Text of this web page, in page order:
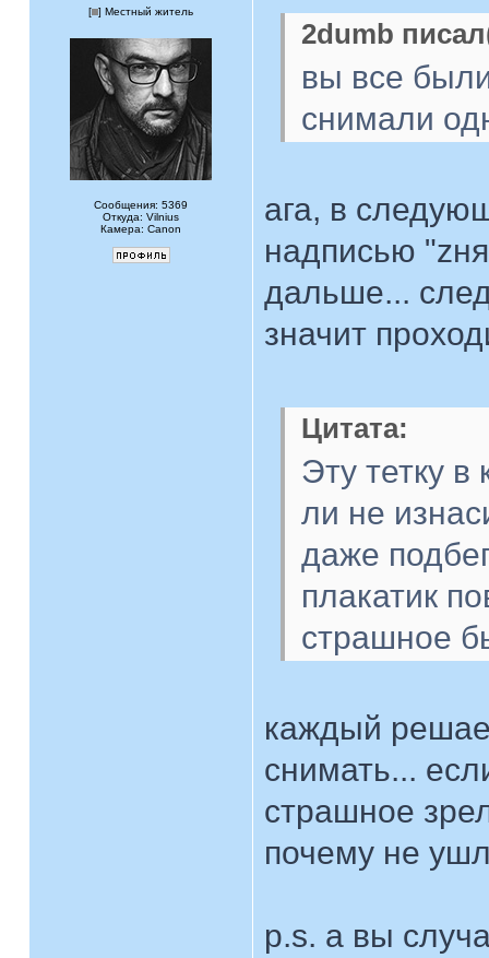
[ ] Местный житель
Сообщения: 5369
Откуда: Vilnius
Камера: Canon
2dumb
вы все
снимали
ага, в
надписью
дальше...
значит
Цитата:
Эту тетку
ли не
даже
плакатик
страшное
каждый
снимать...
страшное
почему не
p.s. а вы